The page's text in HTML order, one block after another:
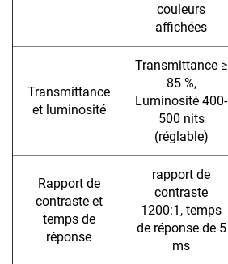
couleurs
affichées
Transmittance
et luminosité
Transmittance ≥
85 %,
Luminosité 400-
500 nits
(réglable)
Rapport de
contraste et
temps de
réponse
rapport de
contraste
1200:1, temps
de réponse de 5
ms